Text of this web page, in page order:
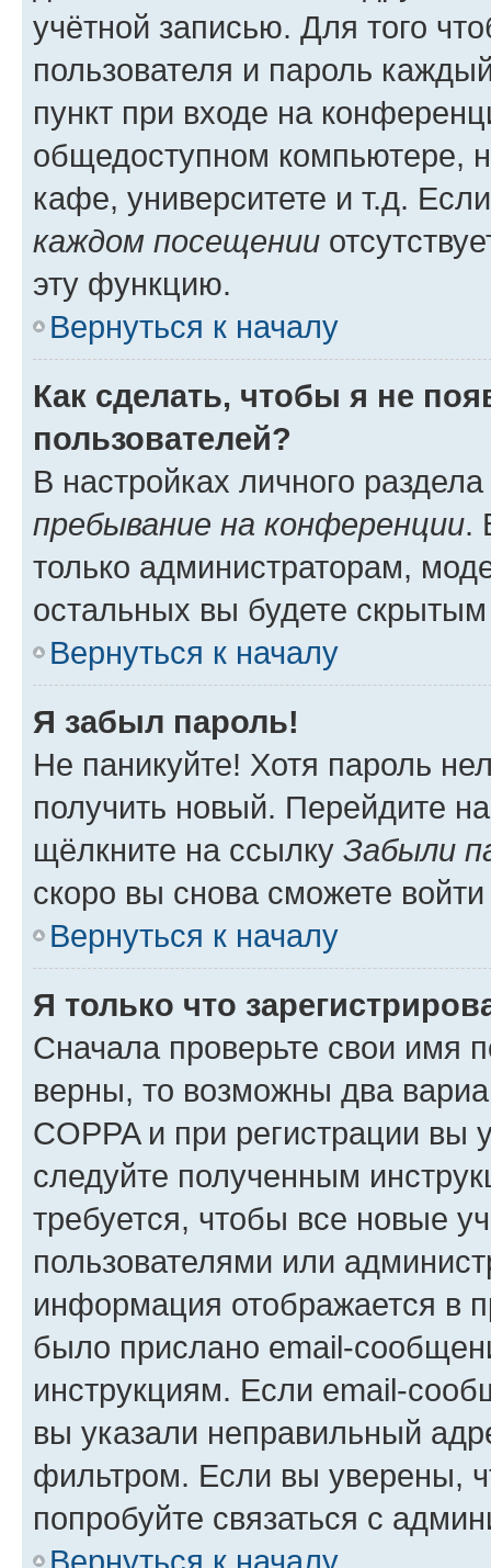
учётной записью. Для того
пользователя и пароль
пункт при входе на
общедоступном компьютере,
кафе, университете и т.д.
каждом посещении
эту функцию.
Вернуться к началу
Как сделать, чтобы я не
пользователей?
В настройках личного
пребывание на конференции.
только администраторам,
остальных вы будете
Вернуться к началу
Я забыл пароль!
Не паникуйте! Хотя пароль
получить новый. Перейдите
щёлкните на ссылку Забыли
скоро вы снова сможете
Вернуться к началу
Я только что
Сначала проверьте свои имя
верны, то возможны два
COPPA и при регистрации вы
следуйте полученным
требуется, чтобы все новые
пользователями или
информация отображается в
было прислано email-
инструкциям. Если email-
вы указали неправильный
фильтром. Если вы уверены,
попробуйте связаться с
Вернуться к началу